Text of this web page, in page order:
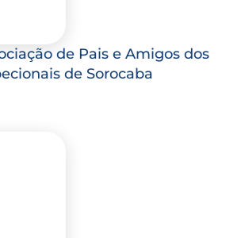
de Pais e Amigos dos
de Sorocaba